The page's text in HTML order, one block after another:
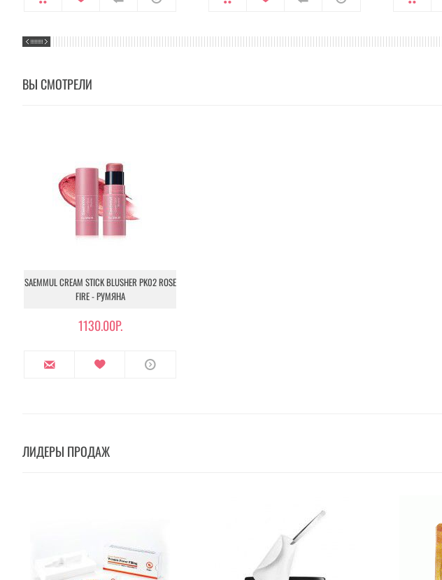
ВЫ СМОТРЕЛИ
SAEMMUL CREAM STICK BLUSHER PK02 ROSE
FIRE - РУМЯНА
1130.00Р.
ЛИДЕРЫ ПРОДАЖ